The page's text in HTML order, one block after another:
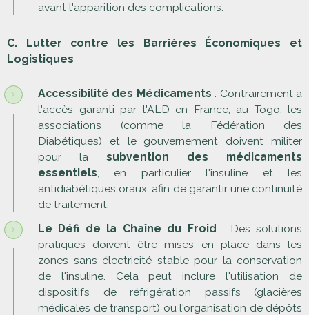
avant l'apparition des complications.
C. Lutter contre les Barrières Économiques et
Logistiques
Accessibilité des Médicaments : Contrairement à
l'accès garanti par l'ALD en France, au Togo, les
associations (comme la Fédération des
Diabétiques) et le gouvernement doivent militer
pour la subvention des médicaments
essentiels, en particulier l'insuline et les
antidiabétiques oraux, afin de garantir une continuité
de traitement.
Le Défi de la Chaîne du Froid : Des solutions
pratiques doivent être mises en place dans les
zones sans électricité stable pour la conservation
de l'insuline. Cela peut inclure l'utilisation de
dispositifs de réfrigération passifs (glacières
médicales de transport) ou l'organisation de dépôts